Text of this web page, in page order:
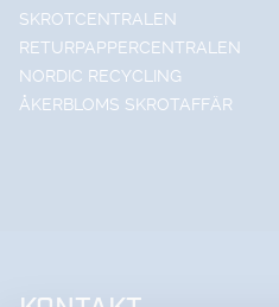
SKROTCENTRALEN
RETURPAPPERCENTRALEN
NORDIC RECYCLING
ÅKERBLOMS SKROTAFFÄR